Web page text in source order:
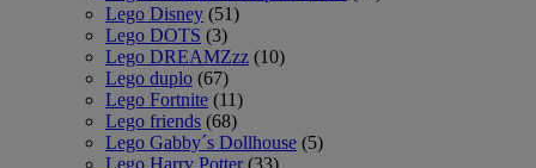
Lego Disney (51)
Lego DOTS (3)
Lego DREAMZzz (10)
Lego duplo (67)
Lego Fortnite (11)
Lego friends (68)
Lego Gabby´s Dollhouse (5)
Lego Harry Potter (33)